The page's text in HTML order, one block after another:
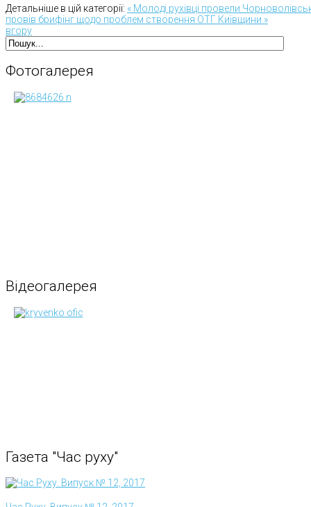
Детальніше в цій категорії: « Молоді рухівці провели
провів брифінг щодо проблем створення ОТГ Київщини »
вгору
Фотогалерея
Відеогалерея
Газета "Час руху"